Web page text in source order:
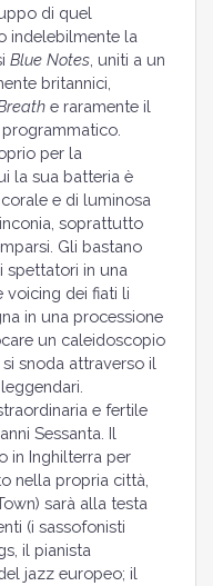
di quel
indelebilmente la
Blue Notes, uniti a un
britannici,
e raramente il
per la
la sua batteria è
e di luminosa
soprattutto
Gli bastano
spettatori in una
voicing dei fiati li
in una processione
un caleidoscopio
snoda attraverso il
e fertile
Sessanta. Il
in Inghilterra per
nella propria città,
sarà alla testa
(i sassofonisti
il pianista
jazz europeo; il